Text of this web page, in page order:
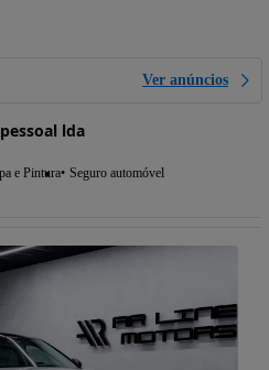
Ver anúncios
lda
e Pintura Seguro automóvel